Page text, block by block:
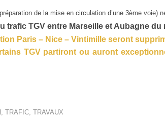
de la mise en circulation d’une 3ème voie)
trafic TGV entre Marseille et Aubagne du
Paris – Nice – Vintimille seront
TGV partiront ou auront
TRAFIC TRAVAUX